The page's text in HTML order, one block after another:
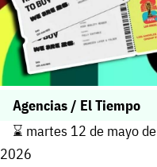
Agencias / El Tiempo
⌛️ martes 12 de mayo de
2026